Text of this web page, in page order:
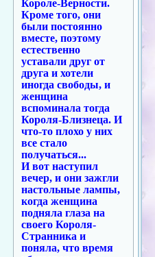
Короле-Верности.
Кроме того, они
были постоянно
вместе, поэтому
естественно
уставали друг от
друга и хотели
иногда свободы, и
женщина
вспоминала тогда
Короля-Близнеца. И
что-то плохо у них
все стало
получаться...
И вот наступил
вечер, и они зажгли
настольные лампы,
когда женщина
подняла глаза на
своего Короля-
Странника и
поняла, что время